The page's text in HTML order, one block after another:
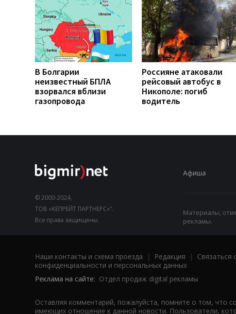
В Болгарии
неизвестный БПЛА
взорвался вблизи
газопровода
Россияне атаковали
рейсовый автобус в
Никополе: погиб
водитель
© 2000-2024,
ТОВ «КЕПРЕЙТ ПАРТНЕРС»".
Все права защищены.
Афиша
Материалы,
рекламы.
Наши контакты и схема проезда | Редакция | Связаться
конфиденциальности и персональных данных
Реклама на сайте: Отдел продаж digital рекламы
Оставляя комментарий, пожалуйста, помните о том, что
имеющих отношение к данной новости. Пользователи,